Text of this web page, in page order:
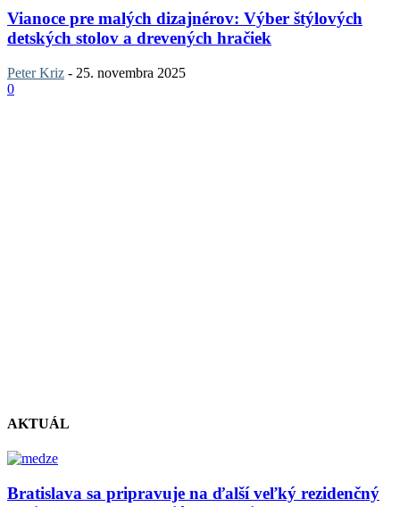
Vianoce pre malých dizajnérov: Výber štýlových
detských stolov a drevených hračiek
Peter Kriz - 25. novembra 2025
0
AKTUÁL
Bratislava sa pripravuje na ďalší veľký rezidenčný